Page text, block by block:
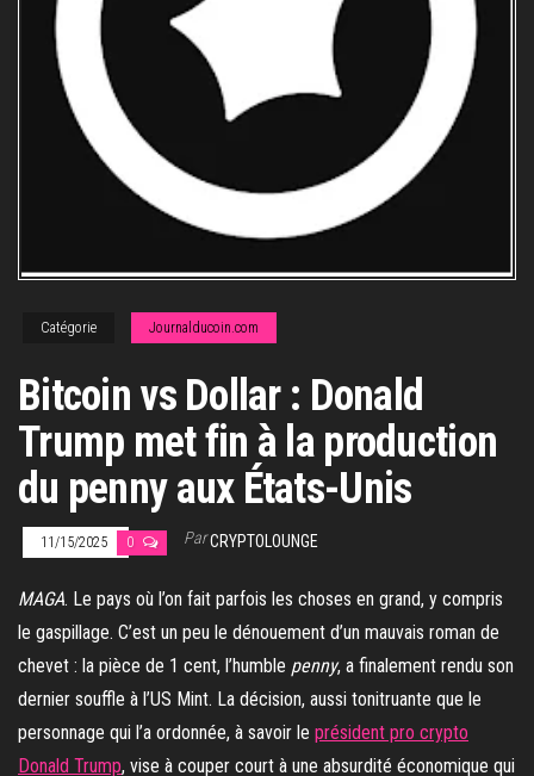
Catégorie Journalducoin.com
Bitcoin vs Dollar : Donald
Trump met fin à la production
du penny aux États-Unis
11/15/2025 0 ParCRYPTOLOUNGE
MAGA. Le pays où l’on fait parfois les choses en grand, y compris
le gaspillage. C’est un peu le dénouement d’un mauvais roman de
chevet : la pièce de 1 cent, l’humble penny, a finalement rendu son
dernier souffle à l’US Mint. La décision, aussi tonitruante que le
personnage qui l’a ordonnée, à savoir le président pro crypto
Donald Trump, vise à couper court à une absurdité économique qui